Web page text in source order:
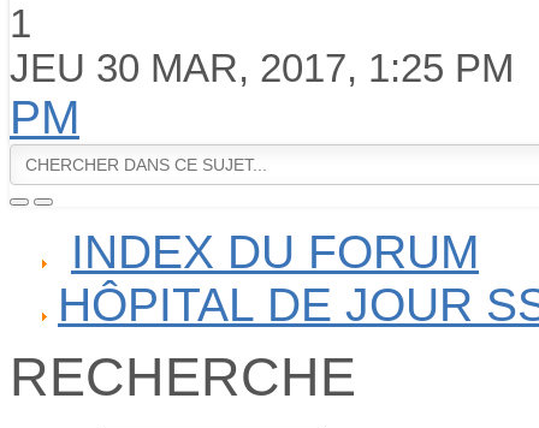
1
JEU 30 MAR, 2017, 1:25 PM
PM
INDEX DU FORUM
HÔPITAL DE JOUR
RECHERCHE